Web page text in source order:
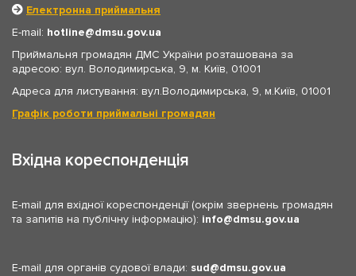
Електронна приймальня
E-mail: hotline
dmsu.gov.ua
Приймальня громадян ДМС України розташована за
адресою: вул. Володимирська, 9, м. Київ, 01001
Адреса для листування: вул.Володимирська, 9, м.Київ, 01001
Графік роботи приймальні громадян
Вхідна кореспонденція
E-mail для вхідної кореспонденції (окрім звернень громадян
та запитів на публічну інформацію): info dmsu.gov.ua
E-mail для органів судової влади: sud dmsu.gov.ua